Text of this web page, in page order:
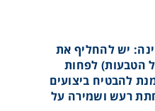
יש להחליף את
הטבעות) לפחות
להבטיח ביצועים
רעש ושמירה על